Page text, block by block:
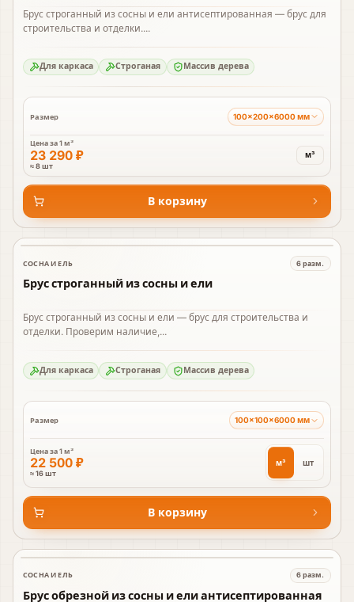
Брус строганный из сосны и ели антисептированная — брус для
строительства и отделки....
Для каркаса Строганая Массив дерева
Размер 100×200×6000 мм
Цена за1 м³
23 290 ₽
≈ 8 шт
м³
В корзину
В наличии
СОСНА И ЕЛЬ 6разм.
Брус строганный из сосны и ели
Брус строганный из сосны и ели — брус для строительства и
отделки. Проверим наличие,...
Для каркаса Строганая Массив дерева
Размер 100×100×6000 мм
Цена за1 м³
22 500 ₽
≈ 16 шт
м³ шт
В корзину
В наличии
СОСНА И ЕЛЬ 6разм.
Брус обрезной из сосны и ели антисептированная